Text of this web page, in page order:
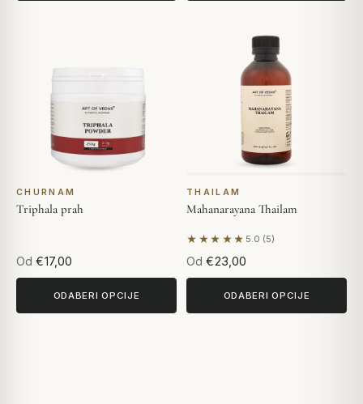
CHURNAM
Triphala prah
Od €17,00
ODABERI OPCIJE
THAILAM
Mahanarayana Thailam
★★★★★ 5.0 (5)
Na temelju 5 recenzija
Od €23,00
ODABERI OPCIJE